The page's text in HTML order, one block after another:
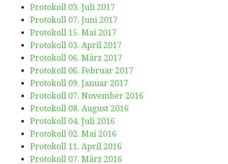
Protokoll 03. Juli 2017
Protokoll 07. Juni 2017
Protokoll 15. Mai 2017
Protokoll 03. April 2017
Protokoll 06. März 2017
Protokoll 06. Februar 2017
Protokoll 09. Januar 2017
Protokoll 07. November 2016
Protokoll 08. August 2016
Protokoll 04. Juli 2016
Protokoll 02. Mai 2016
Protokoll 11. April 2016
Protokoll 07. März 2016